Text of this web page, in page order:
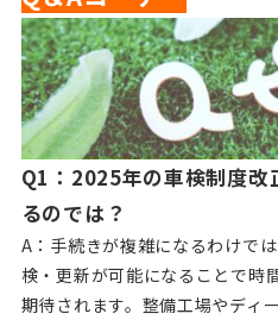
Q1：2025年の車検制度改
るのでは？
A：手続きが複雑になるわけで
検・更新が可能になることで時
期待されます。整備工場やディ